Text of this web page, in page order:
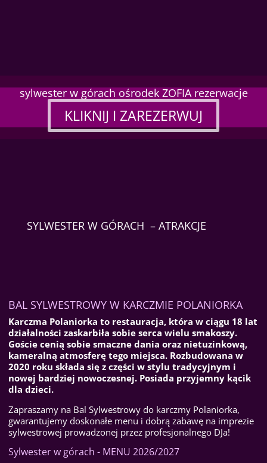
sylwester w górach ośrodek ZOFIA rezerwacje
KLIKNIJ I ZAREZERWUJ
SYLWESTER W GÓRACH – ATRAKCJE
BAL SYLWESTROWY W KARCZMIE POLANIORKA
Karczma Polaniorka to restauracja, która w ciągu 18 lat
działalności zaskarbiła sobie serca wielu smakoszy.
Goście cenią sobie smaczne dania oraz nietuzinkową,
kameralną atmosferę tego miejsca. Rozbudowana w
2020 roku składa się z części w stylu tradycyjnym i
nowej bardziej nowoczesnej. Posiada przyjemny kącik
dla dzieci.
Zapraszamy na Bal Sylwestrowy do karczmy Polaniorka,
gwarantujemy doskonałe menu i dobrą zabawę na imprezie
sylwestrowej prowadzonej przez profesjonalnego DJa!
Sylwester w górach - MENU 2026/2027